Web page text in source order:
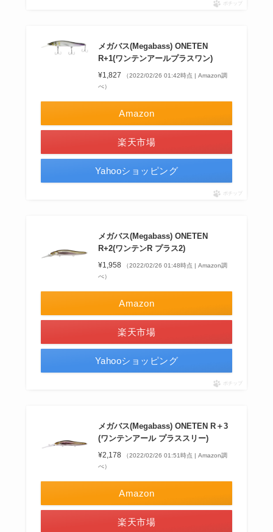
ポチップ
メガバス(Megabass) ONETEN
R+1(ワンテンアールプラスワン)
¥1,827
（2022/02/26 01:42時点 | Amazon調
べ）
Amazon
楽天市場
Yahooショッピング
ポチップ
メガバス(Megabass) ONETEN
R+2(ワンテンR プラス2)
¥1,958
（2022/02/26 01:48時点 | Amazon調
べ）
Amazon
楽天市場
Yahooショッピング
ポチップ
メガバス(Megabass) ONETEN R＋3
(ワンテンアール プラススリー)
¥2,178
（2022/02/26 01:51時点 | Amazon調
べ）
Amazon
楽天市場